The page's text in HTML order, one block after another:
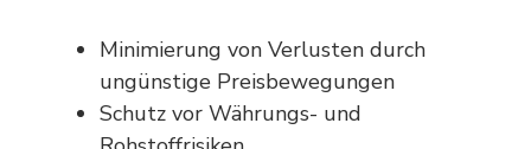
Minimierung von Verlusten durch
ungünstige Preisbewegungen
Schutz vor Währungs- und